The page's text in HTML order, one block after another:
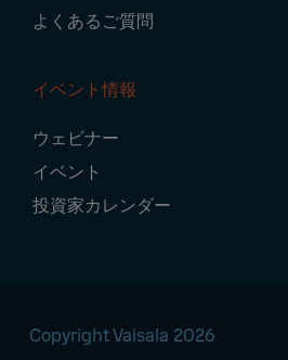
よくあるご質問
イベント情報
ウェビナー
イベント
投資家カレンダー
Copyright Vaisala 2026